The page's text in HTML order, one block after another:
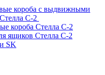
короба с выдвижными
С-2
короба Стелла С-2
ящиков Стелла С-2
SK